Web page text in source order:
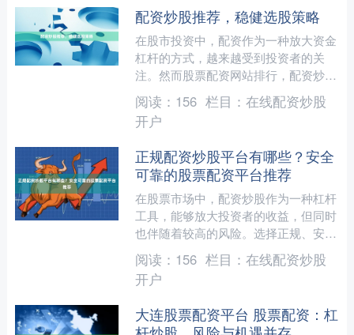
配资炒股推荐，稳健选股策略
在股市投资中，配资作为一种放大资金
杠杆的方式，越来越受到投资者的关
注。然而股票配资网站排行，配资炒股
并非简单的“借钱炒股”，它需要投资者
具备扎实的选股能力和风险....
阅读： 156 栏目： 在线配资炒股
开户
正规配资炒股平台有哪些？安全
可靠的股票配资平台推荐
在股票市场中，配资炒股作为一种杠杆
工具，能够放大投资者的收益，但同时
也伴随着较高的风险。选择正规、安全
可靠的配资平台至关重要。本文将为您
介绍如何识别正规配资平台....
阅读： 156 栏目： 在线配资炒股
开户
大连股票配资平台 股票配资：杠